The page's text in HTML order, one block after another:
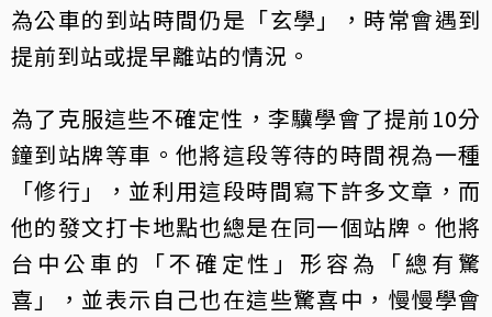
為公車的到站時間仍是「玄學」，時常會遇到
提前到站或提早離站的情況。
為了克服這些不確定性，李驥學會了提前10分
鐘到站牌等車。他將這段等待的時間視為一種
「修行」，並利用這段時間寫下許多文章，而
他的發文打卡地點也總是在同一個站牌。他將
台中公車的「不確定性」形容為「總有驚
喜」，並表示自己也在這些驚喜中，慢慢學會